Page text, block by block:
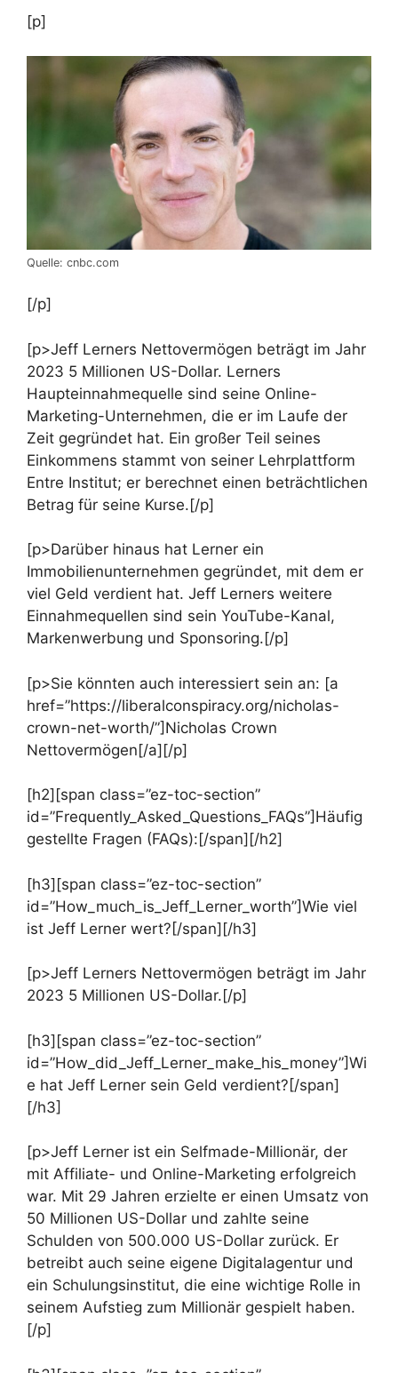
[p]
Quelle: cnbc.com
[/p]
[p>Jeff Lerners Nettovermögen beträgt im Jahr
2023 5 Millionen US-Dollar. Lerners
Haupteinnahmequelle sind seine Online-
Marketing-Unternehmen, die er im Laufe der
Zeit gegründet hat. Ein großer Teil seines
Einkommens stammt von seiner Lehrplattform
Entre Institut; er berechnet einen beträchtlichen
Betrag für seine Kurse.[/p]
[p>Darüber hinaus hat Lerner ein
Immobilienunternehmen gegründet, mit dem er
viel Geld verdient hat. Jeff Lerners weitere
Einnahmequellen sind sein YouTube-Kanal,
Markenwerbung und Sponsoring.[/p]
[p>Sie könnten auch interessiert sein an: [a
href=”https://liberalconspiracy.org/nicholas-
crown-net-worth/”]Nicholas Crown
Nettovermögen[/a][/p]
[h2][span class=”ez-toc-section”
id=”Frequently_Asked_Questions_FAQs”]Häufig
gestellte Fragen (FAQs):[/span][/h2]
[h3][span class=”ez-toc-section”
id=”How_much_is_Jeff_Lerner_worth”]Wie viel
ist Jeff Lerner wert?[/span][/h3]
[p>Jeff Lerners Nettovermögen beträgt im Jahr
2023 5 Millionen US-Dollar.[/p]
[h3][span class=”ez-toc-section”
id=”How_did_Jeff_Lerner_make_his_money”]Wi
e hat Jeff Lerner sein Geld verdient?[/span]
[/h3]
[p>Jeff Lerner ist ein Selfmade-Millionär, der
mit Affiliate- und Online-Marketing erfolgreich
war. Mit 29 Jahren erzielte er einen Umsatz von
50 Millionen US-Dollar und zahlte seine
Schulden von 500.000 US-Dollar zurück. Er
betreibt auch seine eigene Digitalagentur und
ein Schulungsinstitut, die eine wichtige Rolle in
seinem Aufstieg zum Millionär gespielt haben.
[/p]